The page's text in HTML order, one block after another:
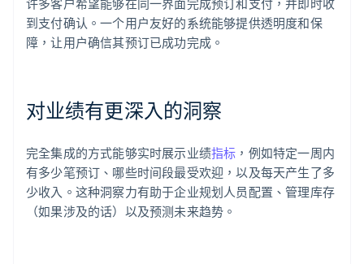
许多客户希望能够在同一界面完成预订和支付，并即时收
到支付确认。一个用户友好的系统能够提供透明度和保
障，让用户确信其预订已成功完成。
对业绩有更深入的洞察
完全集成的方式能够实时展示业绩指标 ，例如特定一周内
有多少笔预订、哪些时间段最受欢迎，以及每天产生了多
少收入。这种洞察力有助于企业规划人员配置、管理库存
（如果涉及的话）以及预测未来趋势。